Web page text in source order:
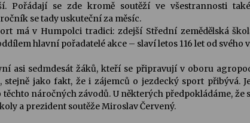
Pořádají se zde kromě soutěží ve všestrannosti
se tady uskuteční za měsíc.
má v Humpolci tradici: zdejší Střední zemědělská
hlavní pořadatelé akce – slaví letos 116 let od svého
asi sedmdesát žáků, kteří se připravují v oboru
stejně jako fakt, že i zájemců o jezdecký sport přibývá.
těchto náročných závodů. U některých předpokládáme, že
a prezident soutěže Miroslav Červený.